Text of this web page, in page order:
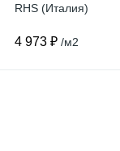
RHS (Италия)
4 973 ₽ /м2